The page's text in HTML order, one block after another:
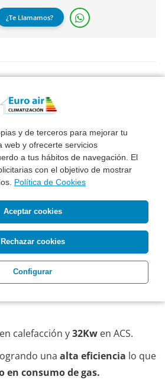
y de terceros para mejorar tu
web y ofrecerte servicios
a tus hábitos de navegación. El
con el objetivo de mostrar
Política de Cookies
Aceptar cookies
Rechazar cookies
Configurar
¿Te Llamamos?
Radio incluido
Plus VMW 32CS/1-5 Cf Radio
De Condensación
en calefacción y32Kw en ACS.
una alta eficiencia lo que
en consumo de gas.